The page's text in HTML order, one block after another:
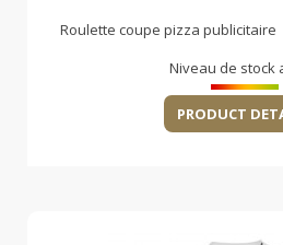
Roulette coupe pizza publicitaire
Niveau de stock
PRODUCT